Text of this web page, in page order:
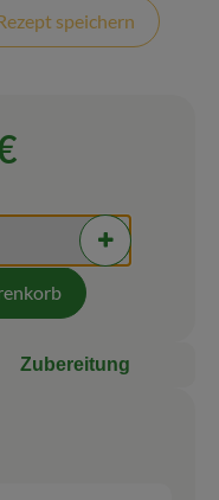
speichern
2 PortionenPortionen
Zubereitung